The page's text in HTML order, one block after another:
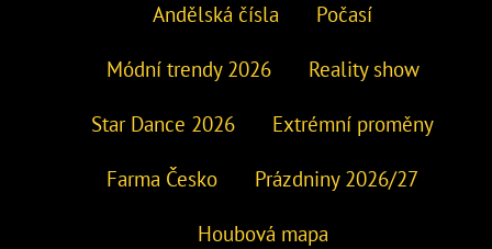
Andělská čísla Počasí
Módní trendy 2026 Reality show
Star Dance 2026 Extrémní proměny
Farma Česko Prázdniny 2026/27
Houbová mapa